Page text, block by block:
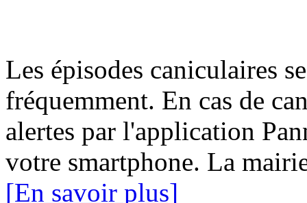
Les épisodes caniculaires
fréquemment. En cas de
alertes par l'application
votre smartphone. La
[En savoir plus]